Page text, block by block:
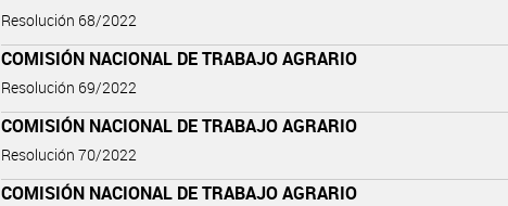
Resolución 68/2022
COMISIÓN NACIONAL DE TRABAJO AGRARIO
Resolución 69/2022
COMISIÓN NACIONAL DE TRABAJO AGRARIO
Resolución 70/2022
COMISIÓN NACIONAL DE TRABAJO AGRARIO